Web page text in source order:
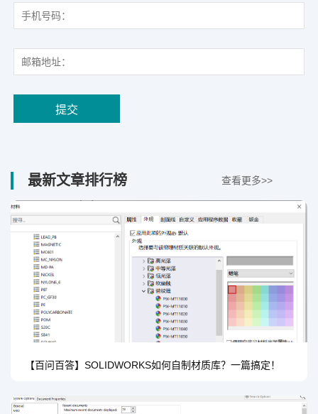
最新文章排行榜 查看更多>>
【百问百答】SOLIDWORKS如何自制材质库？一篇搞定！